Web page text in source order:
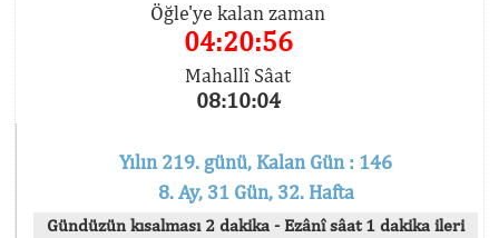
Öğle'ye kalan zaman
04:20:56
Mahallî Sâat
08:10:04
Yılın 219. günü, Kalan Gün : 146
8. Ay, 31 Gün, 32. Hafta
Gündüzün kısalması 2 dakika - Ezânî sâat 1 dakika ileri